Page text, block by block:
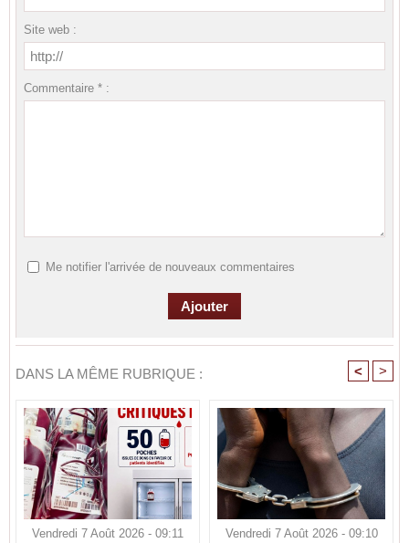
Site web :
Commentaire * :
Me notifier l'arrivée de nouveaux commentaires
DANS LA MÊME RUBRIQUE : < >
Vendredi 7 Août 2026 - 09:11 Vendredi 7 Août 2026 - 09:10